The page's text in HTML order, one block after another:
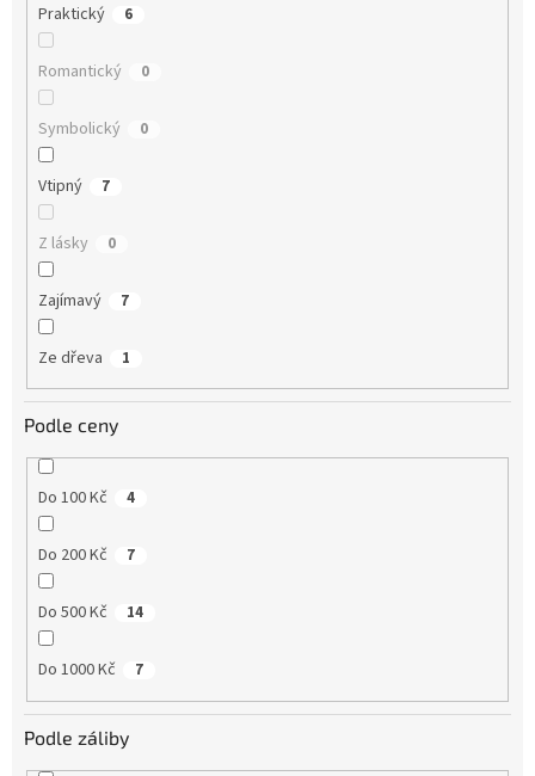
Praktický 6
Romantický 0
Symbolický 0
Vtipný 7
Z lásky 0
Zajímavý 7
Ze dřeva 1
Podle ceny
Do 100 Kč 4
Do 200 Kč 7
Do 500 Kč 14
Do 1000 Kč 7
Podle záliby